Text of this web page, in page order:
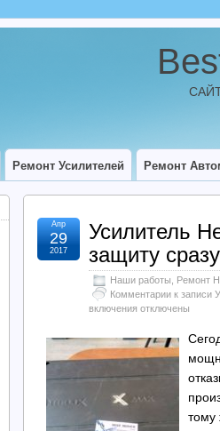
Ремонт Усилителей Ремонт
Усилитель
защиту
Наши работы
Ремонт
Комментарии к записи
включения отключены
Апр
29
2017
тому